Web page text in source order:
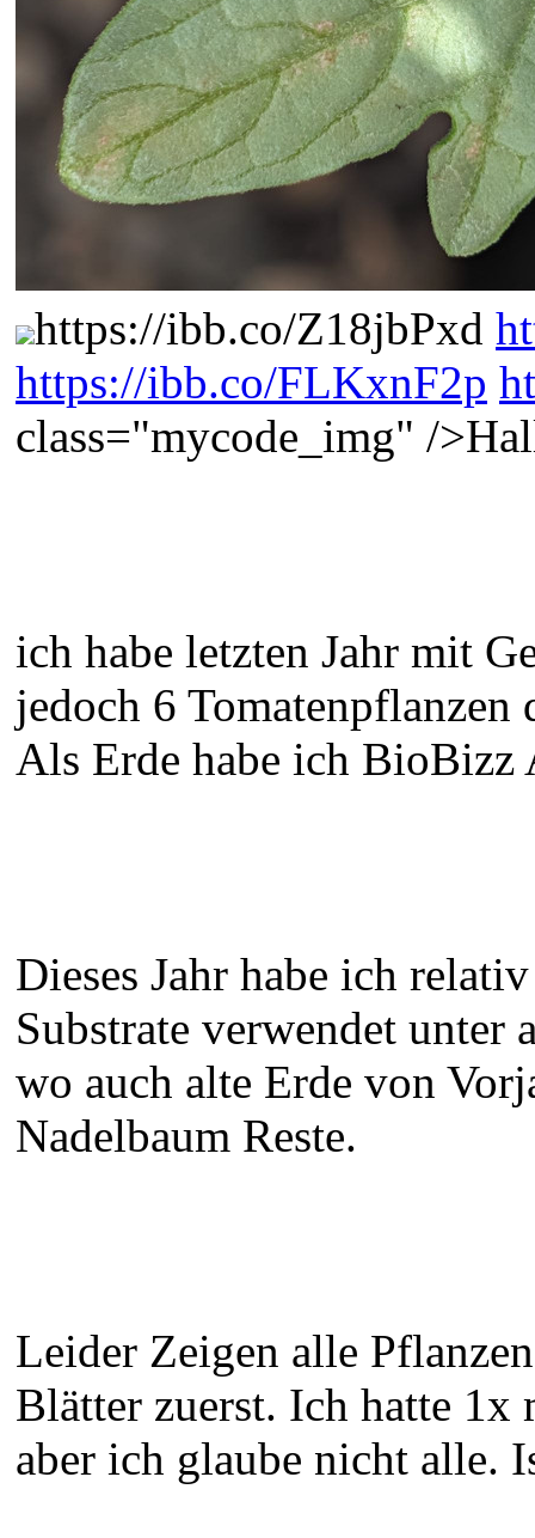
https://ibb.co/Z18jbPxd
https://ibb.co/FLKxnF2p
class="mycode_img" /
ich habe letzten Jahr mit
jedoch 6
Als Erde habe ich
Dieses Jahr habe ich
Substrate verwendet unter
wo auch alte Erde von
Nadelbaum Reste.
Leider Zeigen alle
Blätter zuerst. Ich hatte 1x
aber ich glaube nicht alle.